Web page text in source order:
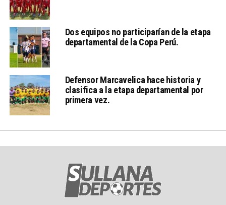
Dos equipos no participarían de la etapa
departamental de la Copa Perú.
Defensor Marcavelica hace historia y
clasifica a la etapa departamental por
primera vez.